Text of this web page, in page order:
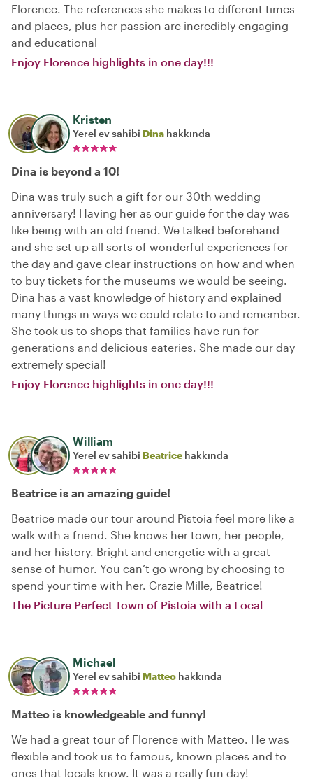
Florence. The references she makes to different times
and places, plus her passion are incredibly engaging
and educational
Enjoy Florence highlights in one day!!!
Kristen
Yerel ev sahibi Dina hakkında
Dina is beyond a 10!
Dina was truly such a gift for our 30th wedding
anniversary! Having her as our guide for the day was
like being with an old friend. We talked beforehand
and she set up all sorts of wonderful experiences for
the day and gave clear instructions on how and when
to buy tickets for the museums we would be seeing.
Dina has a vast knowledge of history and explained
many things in ways we could relate to and remember.
She took us to shops that families have run for
generations and delicious eateries. She made our day
extremely special!
Enjoy Florence highlights in one day!!!
William
Yerel ev sahibi Beatrice hakkında
Beatrice is an amazing guide!
Beatrice made our tour around Pistoia feel more like a
walk with a friend. She knows her town, her people,
and her history. Bright and energetic with a great
sense of humor. You can’t go wrong by choosing to
spend your time with her. Grazie Mille, Beatrice!
The Picture Perfect Town of Pistoia with a Local
Michael
Yerel ev sahibi Matteo hakkında
Matteo is knowledgeable and funny!
We had a great tour of Florence with Matteo. He was
flexible and took us to famous, known places and to
ones that locals know. It was a really fun day!